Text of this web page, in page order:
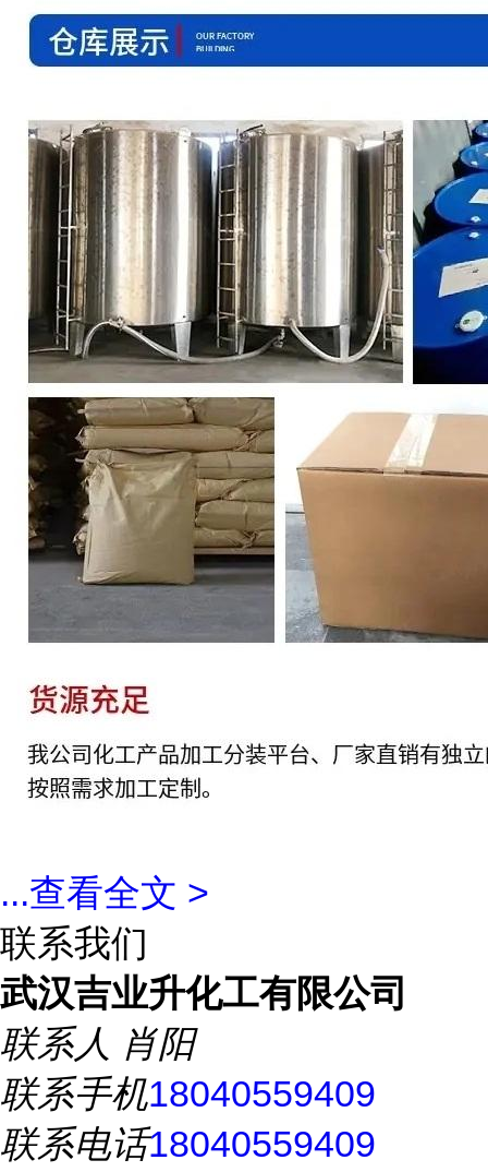
...查看全文 >
联系我们
武汉吉业升化工有限公司
联系人 肖阳
联系手机18040559409
联系电话18040559409